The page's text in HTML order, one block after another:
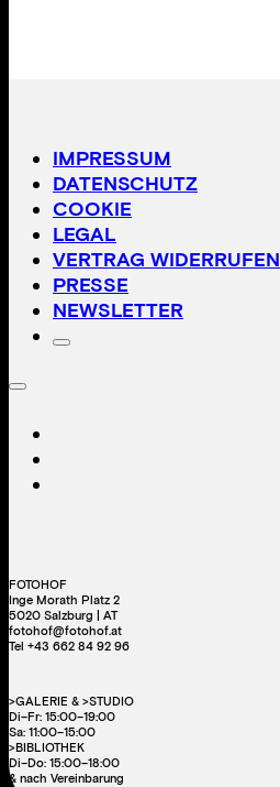
IMPRESSUM
DATENSCHUTZ
COOKIE
LEGAL
VERTRAG WIDERRUFEN
PRESSE
NEWSLETTER
FOTOHOF
Inge Morath Platz 2
5020 Salzburg | AT
fotohof@fotohof.at
Tel +43 662 84 92 96
>GALERIE & >STUDIO
Di–Fr: 15:00–19:00
Sa: 11:00–15:00
>BIBLIOTHEK
Di–Do: 15:00–18:00
& nach Vereinbarung